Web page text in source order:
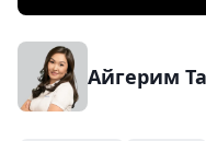
Айгерим